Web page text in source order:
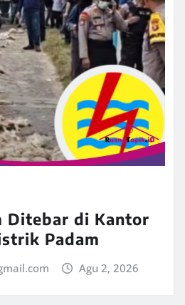
Ditebar di Kantor
Padam
Agu 2, 2026